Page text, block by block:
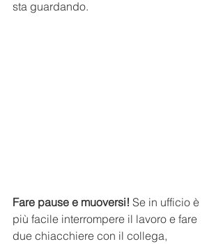
sta guardando.
Fare pause e muoversi! Se in ufficio è
più facile interrompere il lavoro e fare
due chiacchiere con il collega,